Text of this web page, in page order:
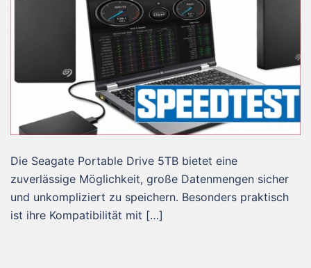
Die Seagate Portable Drive 5TB bietet eine
zuverlässige Möglichkeit, große Datenmengen sicher
und unkompliziert zu speichern. Besonders praktisch
ist ihre Kompatibilität mit […]